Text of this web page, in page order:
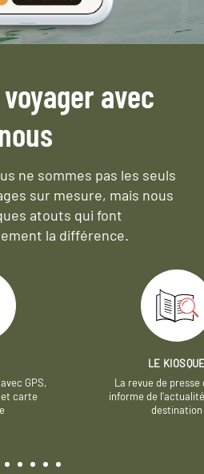
avec
ne sommes pas les seuls
sur mesure, mais nous
atouts qui font
la différence.
GPS,
et carte
LE
La revue de presse
informe de
destination